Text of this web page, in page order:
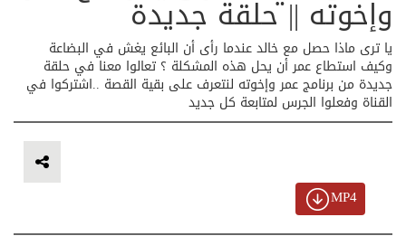
وإخوته || حلقة جديدة
يا ترى ماذا حصل مع خالد عندما رأى أن البائع يغش في البضاعة
وكيف استطاع عمر أن يحل هذه المشكلة ؟ تعالوا معنا في حلقة
جديدة من برنامج عمر وإخوته لنتعرف على بقية القصة ..اشتركوا في
القناة وفعلوا الجرس لمتابعة كل جديد
MP4